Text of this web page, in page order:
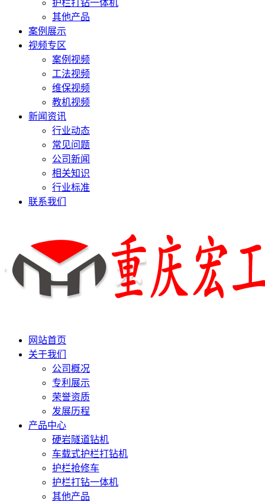
护栏打钻一体机
其他产品
案例展示
视频专区
案例视频
工法视频
维保视频
教机视频
新闻资讯
行业动态
常见问题
公司新闻
相关知识
行业标准
联系我们
网站首页
关于我们
公司概况
专利展示
荣誉资质
发展历程
产品中心
硬岩隧道钻机
车载式护栏打钻机
护栏抢修车
护栏打钻一体机
其他产品